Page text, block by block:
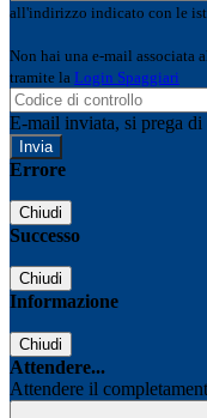
all'indirizzo indicato con le
Non hai una e-mail associata
tramite la Login Spaggiari
E-mail inviata, si prega di
Errore
Chiudi
Successo
Chiudi
Informazione
Chiudi
Attendere...
Attendere il